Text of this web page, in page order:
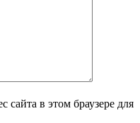
сайта в этом браузере для